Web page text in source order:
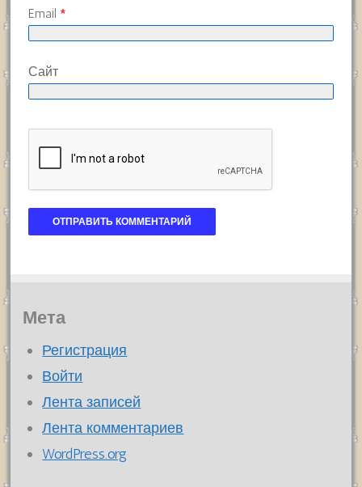
Email *
Сайт
Мета
Регистрация
Войти
Лента записей
Лента комментариев
WordPress.org